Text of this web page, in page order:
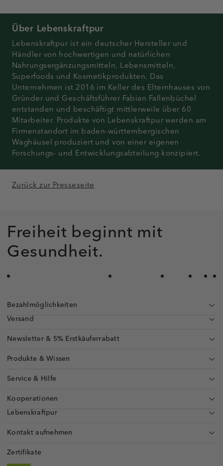
Über Lebenskraftpur
Lebenskraftpur ist ein deutscher Hersteller und
Händler von hochwertigen und natürlichen
Nahrungsergänzungsmitteln, Lebensmitteln,
Superfoods und Kosmetikprodukten. Das
Unternehmen ist 2016 im Keller des Elternhauses von
Gründer und Geschäftsführer Fabian Fallenbüchel
entstanden und beschäftigt mittlerweile über 60
Mitarbeiter. Produkte von Lebenskraftpur werden am
Firmenstandort im baden-württembergischen
Waghäusel produziert und von einer eigenen
Forschungs- und Entwicklungsabteilung konzipiert.
Zurück zur Presseseite
Freiheit beginnt mit
Gesundheit.
Produkte & Wissen
Service & Hilfe
Kooperationen
Lebenskraftpur
Kontakt aufnehmen
Bezahlmöglichkeiten
Versand
Zertifikate
Newsletter & 5% Erstkäuferrabatt